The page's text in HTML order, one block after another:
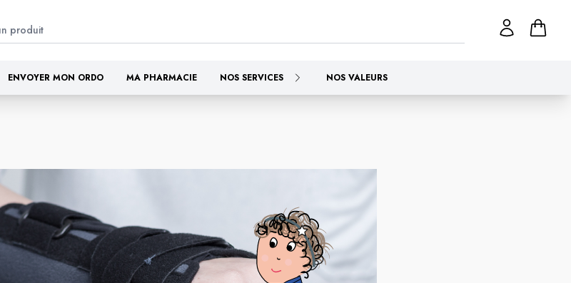
ENVOYER MON ORDO MA PHARMACIE NOS SERVICES NOS VALEURS